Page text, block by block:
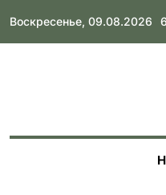
to
content
Воскресенье, 09.08.2026